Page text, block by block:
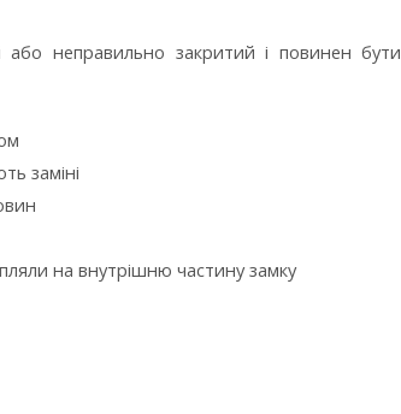
неправильно закритий і повинен бути
заміні
на внутрішню частину замку